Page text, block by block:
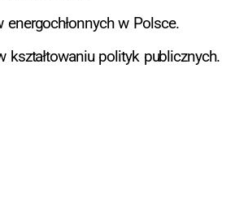
w Polsce.
polityk publicznych.